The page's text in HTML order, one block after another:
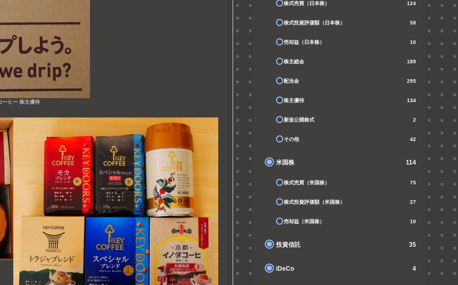
ーヒー 株主優待
株式売買（日本株） 124
株式投資評価額（日本株） 58
売却益（日本株） 10
株主総会 189
配当金 295
株主優待 134
新規公開株式 2
その他 42
米国株 114
株式売買（米国株） 75
株式投資評価額（米国株） 27
売却益（米国株） 10
投資信託 35
iDeCo 4